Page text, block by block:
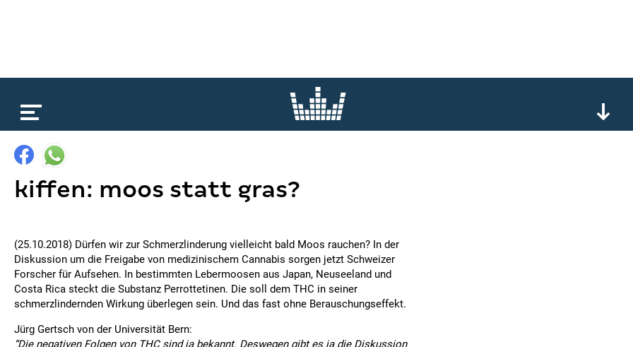
kiffen: moos statt gras?
(25.10.2018) Dürfen wir zur Schmerzlinderung vielleicht bald Moos rauchen? In der
Diskussion um die Freigabe von medizinischem Cannabis sorgen jetzt Schweizer
Forscher für Aufsehen. In bestimmten Lebermoosen aus Japan, Neuseeland und
Costa Rica steckt die Substanz Perrottetinen. Die soll dem THC in seiner
schmerzlindernden Wirkung überlegen sein. Und das fast ohne Berauschungseffekt.
Jürg Gertsch von der Universität Bern:
“Die negativen Folgen von THC sind ja bekannt. Deswegen gibt es ja die Diskussion